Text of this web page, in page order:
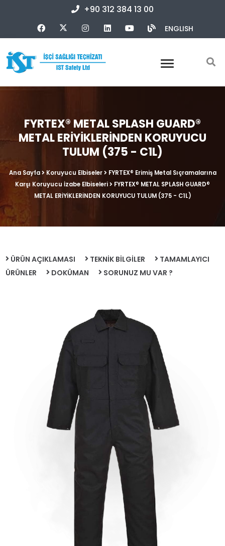
+90 312 384 13 00
ENGLISH
FYRTEX® METAL SPLASH GUARD®
METAL ERİYİKLERİNDEN KORUYUCU
TULUM (375 - C1L)
Ana Sayfa Koruyucu Elbiseler
FYRTEX® Erimiş Metal Sıçramalarına
Karşı Koruyucu İzabe Elbiseleri
FYRTEX® METAL SPLASH GUARD®
METAL ERİYİKLERİNDEN KORUYUCU TULUM (375 - C1L)
ÜRÜN AÇIKLAMASI TEKNİK BİLGİLER
TAMAMLAYICI
ÜRÜNLER
DOKÜMAN SORUNUZ MU VAR ?